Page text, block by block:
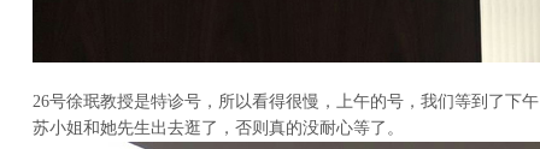
26号徐珉教授是特诊号，所以看得很慢，上午的号，我们等到了下
苏小姐和她先生出去逛了，否则真的没耐心等了。